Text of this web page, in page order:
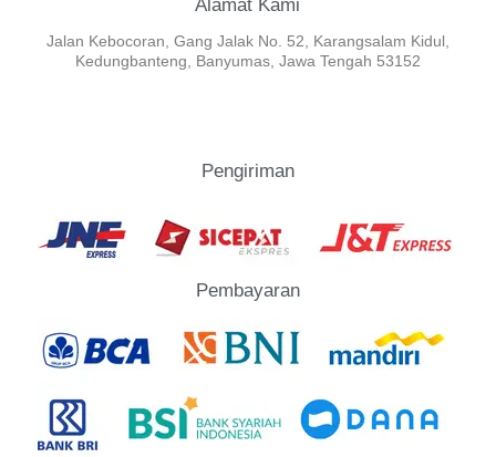
Alamat Kami
Jalan Kebocoran, Gang Jalak No. 52, Karangsalam Kidul,
Kedungbanteng, Banyumas, Jawa Tengah 53152
Pengiriman
Pembayaran